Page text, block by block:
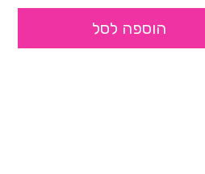
הוספה לסל